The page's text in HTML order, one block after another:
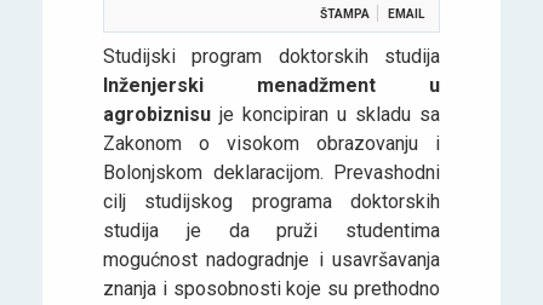
ŠTAMPA EMAIL
Studijski program doktorskih studija
Inženjerski menadžment u
agrobiznisu je koncipiran u skladu sa
Zakonom o visokom obrazovanju i
Bolonjskom deklaracijom. Prevashodni
cilj studijskog programa doktorskih
studija je da pruži studentima
mogućnost nadogradnje i usavršavanja
znanja i sposobnosti koje su prethodno